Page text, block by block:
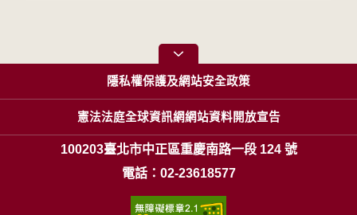
隱私權保護及網站安全政策
憲法法庭全球資訊網網站資料開放宣告
100203臺北市中正區重慶南路一段 124 號
電話：02-23618577